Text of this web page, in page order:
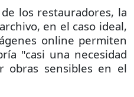
los restauradores, la
en el caso ideal,
online permiten
"casi una necesidad
obras sensibles en el